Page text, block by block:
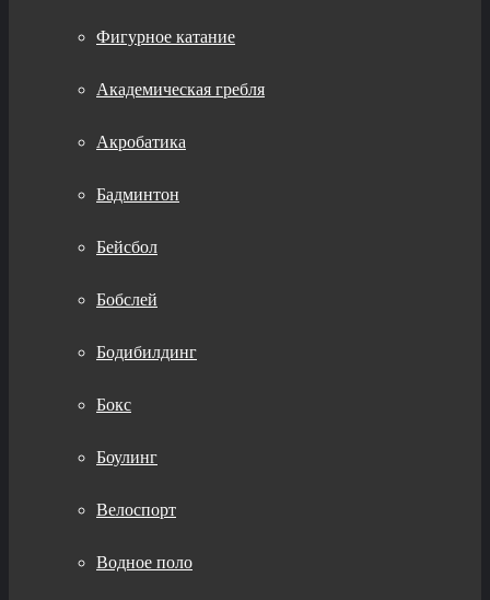
Фигурное катание
Академическая гребля
Акробатика
Бадминтон
Бейсбол
Бобслей
Бодибилдинг
Бокс
Боулинг
Велоспорт
Водное поло